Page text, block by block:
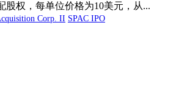
股权，每单位价格为10美元，从...
Corp. II SPAC IPO